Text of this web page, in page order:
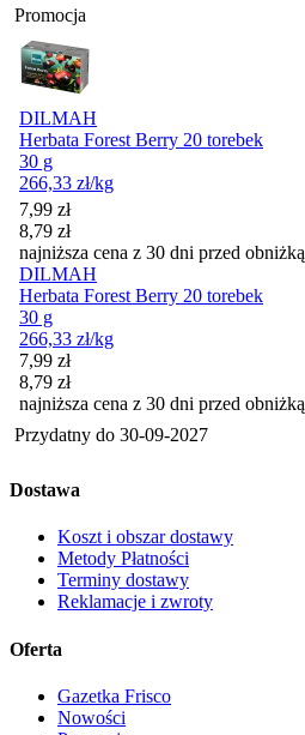
Promocja
DILMAH
Herbata Forest Berry 20 torebek
30 g
266,33 zł/kg
Cena promocyjna
7,99 zł
8,79 zł
najniższa cena z 30 dni przed obniżką
DILMAH
Herbata Forest Berry 20 torebek
30 g
266,33 zł/kg
Cena promocyjna
7,99 zł
8,79 zł
najniższa cena z 30 dni przed obniżką
Przydatny do 30-09-2027
Dostawa
Koszt i obszar dostawy
Metody Płatności
Terminy dostawy
Reklamacje i zwroty
Oferta
Gazetka Frisco
Nowości